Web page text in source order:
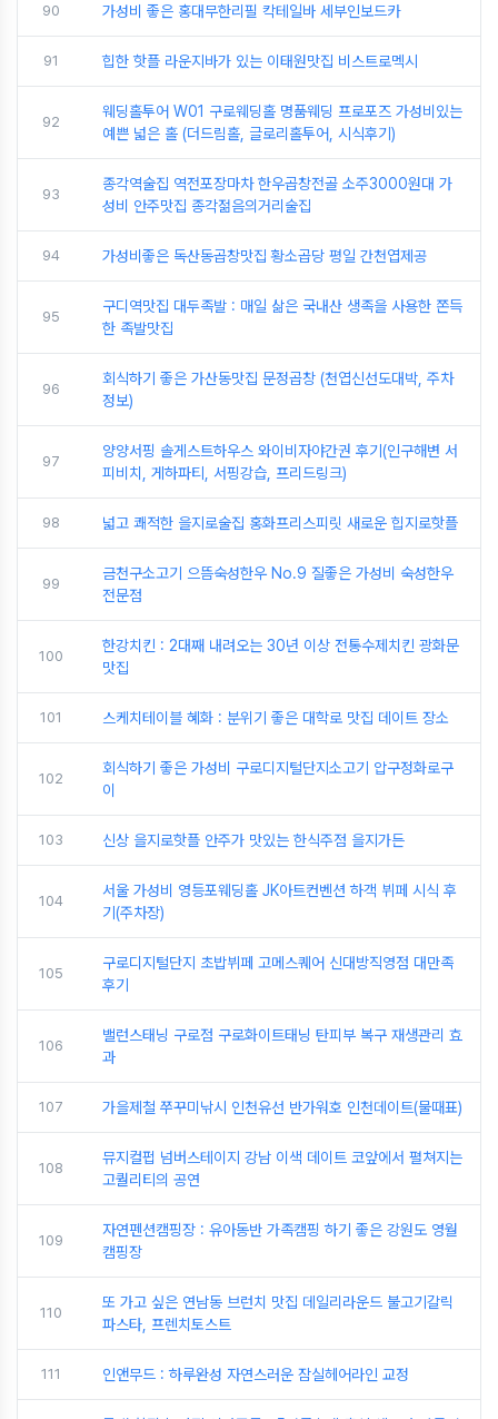
90 가성비 좋은 홍대무한리필 칵테일바 세부인보드카
91 힙한 핫플 라운지바가 있는 이태원맛집 비스트로멕시
92
웨딩홀투어 W01 구로웨딩홀 명품웨딩 프로포즈 가성비있는
예쁜 넓은 홀 (더드림홀, 글로리홀투어, 시식후기)
93
종각역술집 역전포장마차 한우곱창전골 소주3000원대 가
성비 안주맛집 종각젊음의거리술집
94 가성비좋은 독산동곱창맛집 황소곱당 평일 간천엽제공
95
구디역맛집 대두족발 : 매일 삶은 국내산 생족을 사용한 쫀득
한 족발맛집
96
회식하기 좋은 가산동맛집 문정곱창 (천엽신선도대박, 주차
정보)
97
양양서핑 솔게스트하우스 와이비자야간권 후기(인구해변 서
피비치, 게하파티, 서핑강습, 프리드링크)
98 넓고 쾌적한 을지로술집 홍화프리스피릿 새로운 힙지로핫플
99
금천구소고기 으뜸숙성한우 No.9 질좋은 가성비 숙성한우
전문점
100
한강치킨 : 2대째 내려오는 30년 이상 전통수제치킨 광화문
맛집
101 스케치테이블 혜화 : 분위기 좋은 대학로 맛집 데이트 장소
102
회식하기 좋은 가성비 구로디지털단지소고기 압구정화로구
이
103 신상 을지로핫플 안주가 맛있는 한식주점 을지가든
104
서울 가성비 영등포웨딩홀 JK아트컨벤션 하객 뷔페 시식 후
기(주차장)
105
구로디지털단지 초밥뷔페 고메스퀘어 신대방직영점 대만족
후기
106
밸런스태닝 구로점 구로화이트태닝 탄피부 복구 재생관리 효
과
107 가을제철 쭈꾸미낚시 인천유선 반가워호 인천데이트(물때표)
108
뮤지컬펍 넘버스테이지 강남 이색 데이트 코앞에서 펼쳐지는
고퀄리티의 공연
109
자연펜션캠핑장 : 유아동반 가족캠핑 하기 좋은 강원도 영월
캠핑장
110
또 가고 싶은 연남동 브런치 맛집 데일리라운드 불고기갈릭
파스타, 프렌치토스트
111 인앤무드 : 하루완성 자연스러운 잠실헤어라인 교정